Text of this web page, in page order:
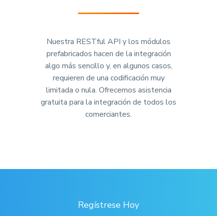
Nuestra RESTful API y los módulos
prefabricados hacen de la integración
algo más sencillo y, en algunos casos,
requieren de una codificación muy
limitada o nula. Ofrecemos asistencia
gratuita para la integración de todos los
comerciantes.
Regístrese Hoy